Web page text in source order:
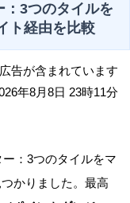
3つのタイルを
ト経由を比較
告が含まれています
年8月8日 23時11分
：3つのタイルをマ
かりました。最高